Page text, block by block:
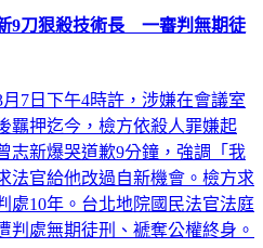
9刀狠殺技術長 一審判無期徒
7日下午4時許，涉嫌在會議室
羈押迄今，檢方依殺人罪嫌起
志新爆哭道歉9分鐘，強調「我
法官給他改過自新機會。檢方求
處10年。台北地院國民法官法庭
判處無期徒刑、褫奪公權終身。